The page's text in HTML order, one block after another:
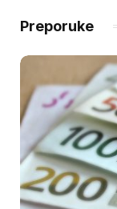
Preporuke